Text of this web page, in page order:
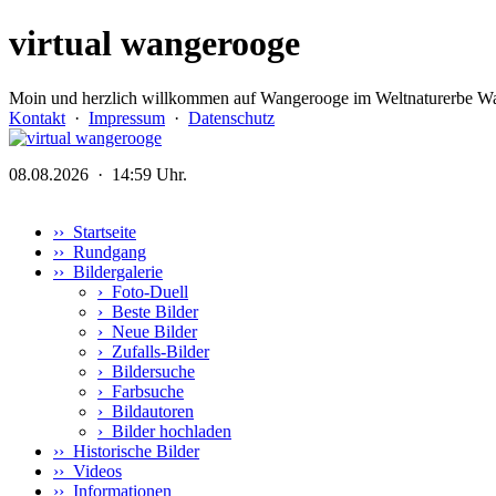
virtual wangerooge
Moin und herzlich willkommen auf Wangerooge im Weltnaturerbe
Kontakt · Impressum · Datenschutz
08.08.2026 · 14:59 Uhr.
›› Startseite
›› Rundgang
›› Bildergalerie
› Foto-Duell
› Beste Bilder
› Neue Bilder
› Zufalls-Bilder
› Bildersuche
› Farbsuche
› Bildautoren
› Bilder hochladen
›› Historische Bilder
›› Videos
›› Informationen